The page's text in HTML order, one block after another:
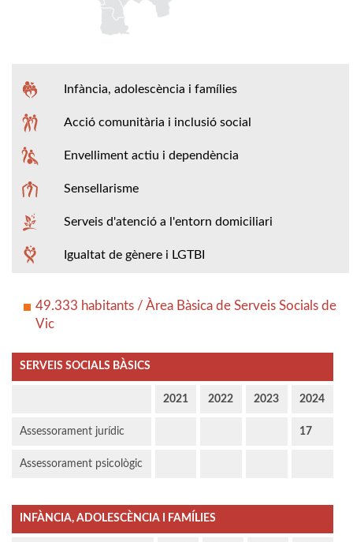
Infància, adolescència i famílies
Acció comunitària i inclusió social
Envelliment actiu i dependència
Sensellarisme
Serveis d'atenció a l'entorn domiciliari
Igualtat de gènere i LGTBI
49.333 habitants / Àrea Bàsica de Serveis Socials de
Vic
SERVEIS SOCIALS BÀSICS
2021 2022 2023 2024
Assessorament jurídic 17
Assessorament psicològic
INFÀNCIA, ADOLESCÈNCIA I FAMÍLIES